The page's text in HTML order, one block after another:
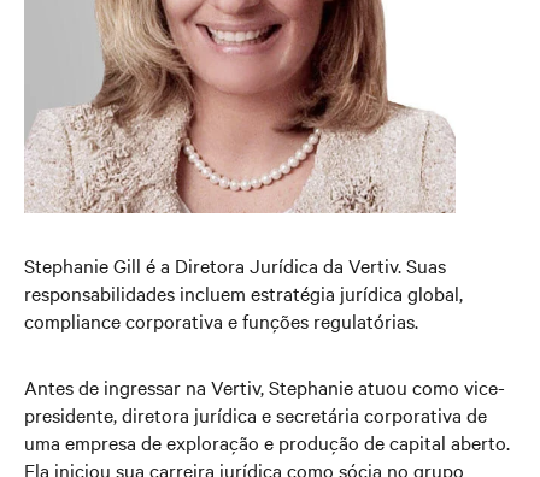
Stephanie Gill é a Diretora Jurídica da Vertiv. Suas
responsabilidades incluem estratégia jurídica global,
compliance corporativa e funções regulatórias.
Antes de ingressar na Vertiv, Stephanie atuou como vice-
presidente, diretora jurídica e secretária corporativa de
uma empresa de exploração e produção de capital aberto.
Ela iniciou sua carreira jurídica como sócia no grupo